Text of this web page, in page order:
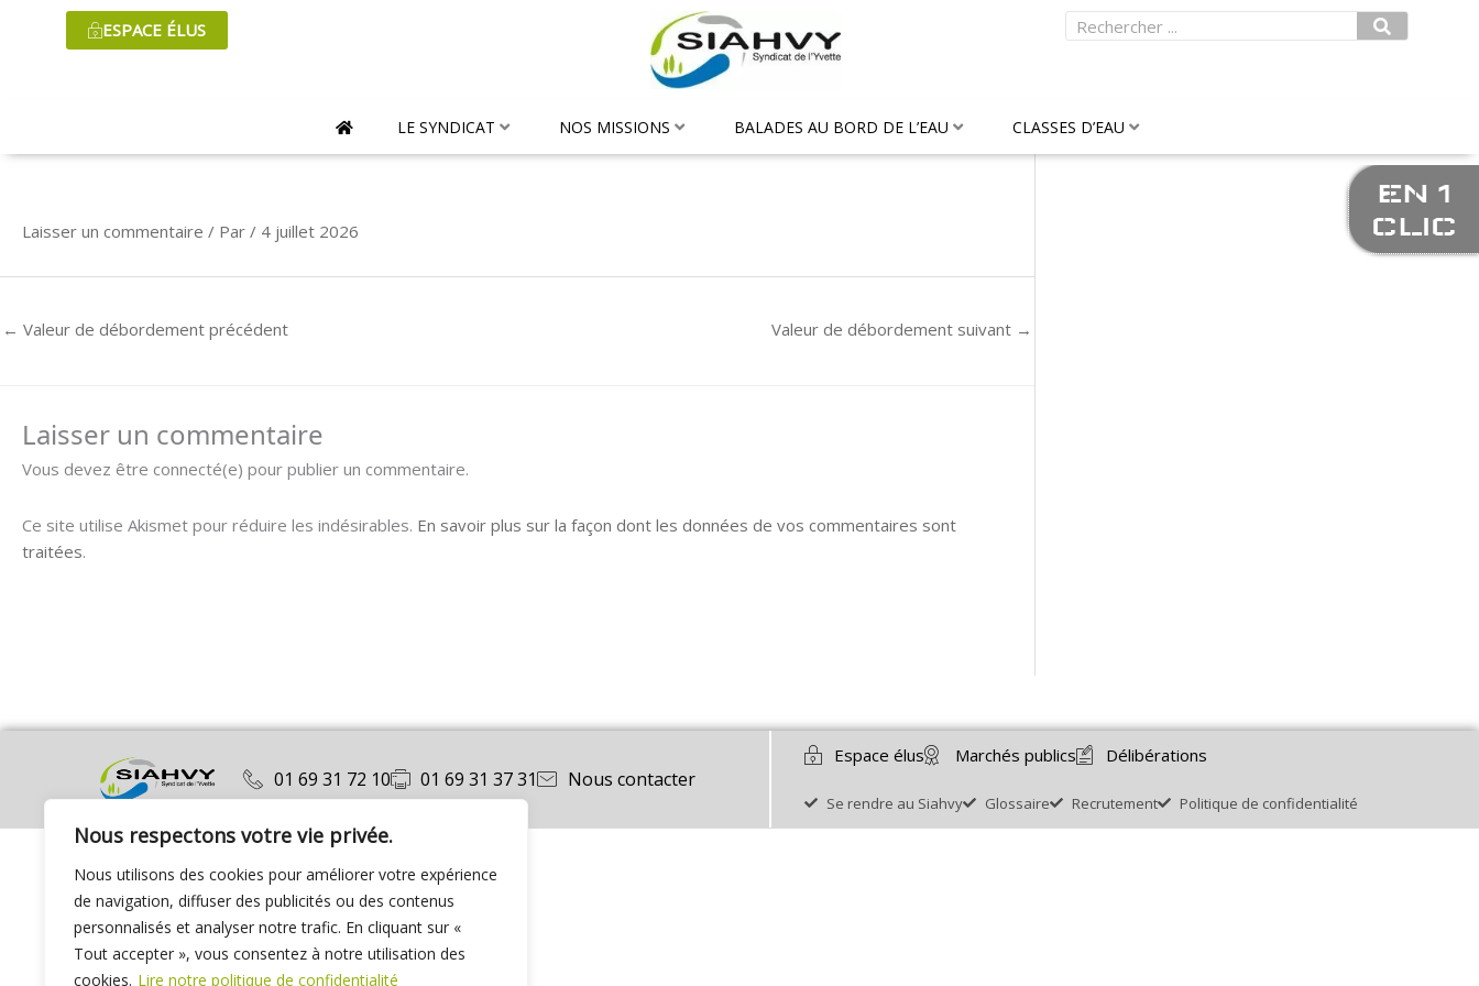
Nous respectons votre vie privée.
Nous utilisons des cookies pour améliorer votre expérience
de navigation, diffuser des publicités ou des contenus
personnalisés et analyser notre trafic. En cliquant sur «
Tout accepter », vous consentez à notre utilisation des
cookies. Lire notre politique de confidentialité
ESPACE ÉLUS Rechercher
LE SYNDICAT NOS MISSIONS BALADES AU BORD DE L’EAU CLASSES D’EAU
Laisser un commentaire / Par / 4 juillet 2026
← Valeur de débordement précédent Valeur de débordement suivant →
Laisser un commentaire
Vous devez être connecté(e) pour publier un commentaire.
Ce site utilise Akismet pour réduire les indésirables. En savoir plus sur la façon dont les données de vos commentaires sont
traitées.
01 69 31 72 10 01 69 31 37 31 Nous contacter
Espace élus Marchés publics Délibérations
Se rendre au Siahvy Glossaire Recrutement Politique de confidentialité
EN 1
CLIC